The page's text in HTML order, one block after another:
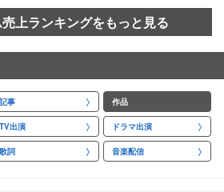
上ランキングをもっと見る
記事 作品
TV出演 ドラマ出演
歌詞 音楽配信